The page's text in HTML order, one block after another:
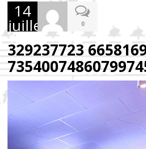
14
juillet
2023
0
329237723